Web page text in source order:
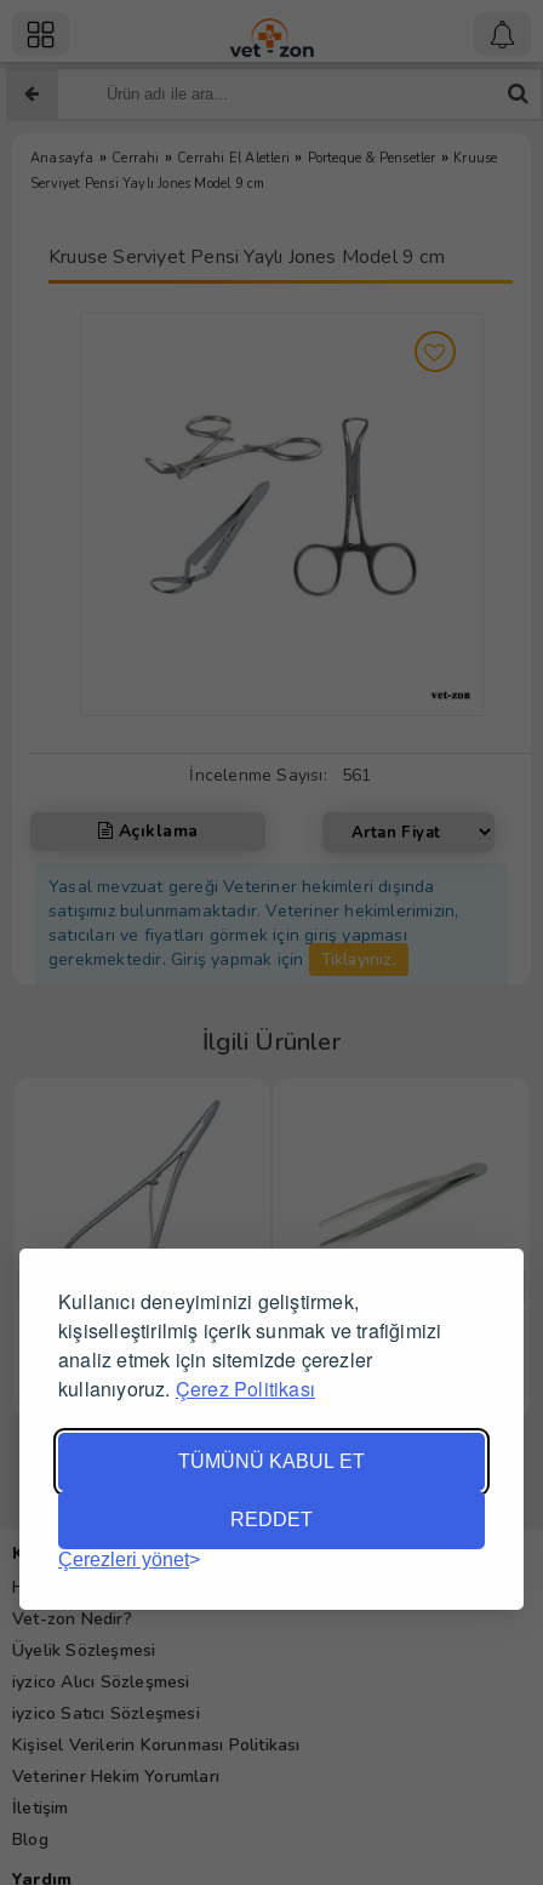
Kullanıcı deneyiminizi geliştirmek,
kişiselleştirilmiş içerik sunmak ve trafiğimizi
analiz etmek için sitemizde çerezler
kullanıyoruz. Çerez Politikası
TÜMÜNÜ KABUL ET
REDDET
Çerezleri yönet
Anasayfa » Cerrahi » Cerrahi El Aletleri » Porteque & Pensetler » Kruuse
Serviyet Pensi Yaylı Jones Model 9 cm
Kruuse Serviyet Pensi Yaylı Jones Model 9 cm
İncelenme Sayısı: 561
Açıklama
Yasal mevzuat gereği Veteriner hekimleri dışında
satışımız bulunmamaktadır. Veteriner hekimlerimizin,
satıcıları ve fiyatları görmek için giriş yapması
gerekmektedir. Giriş yapmak için
Tıklayınız.
İlgili Ürünler
Mathieu Portegü 14 cm
Tüm Satıcıları Gör
Penset Dişsiz 16 cm
Kurumsal
Hakkımızda
Vet-zon Nedir?
Üyelik Sözleşmesi
iyzico Alıcı Sözleşmesi
iyzico Satıcı Sözleşmesi
Kişisel Verilerin Korunması Politikası
Veteriner Hekim Yorumları
İletişim
Blog
Yardım